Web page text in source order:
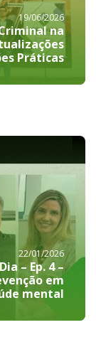
19/06/2026
na
Práticas
22/01/2026
– Ep. 4 –
em
mental